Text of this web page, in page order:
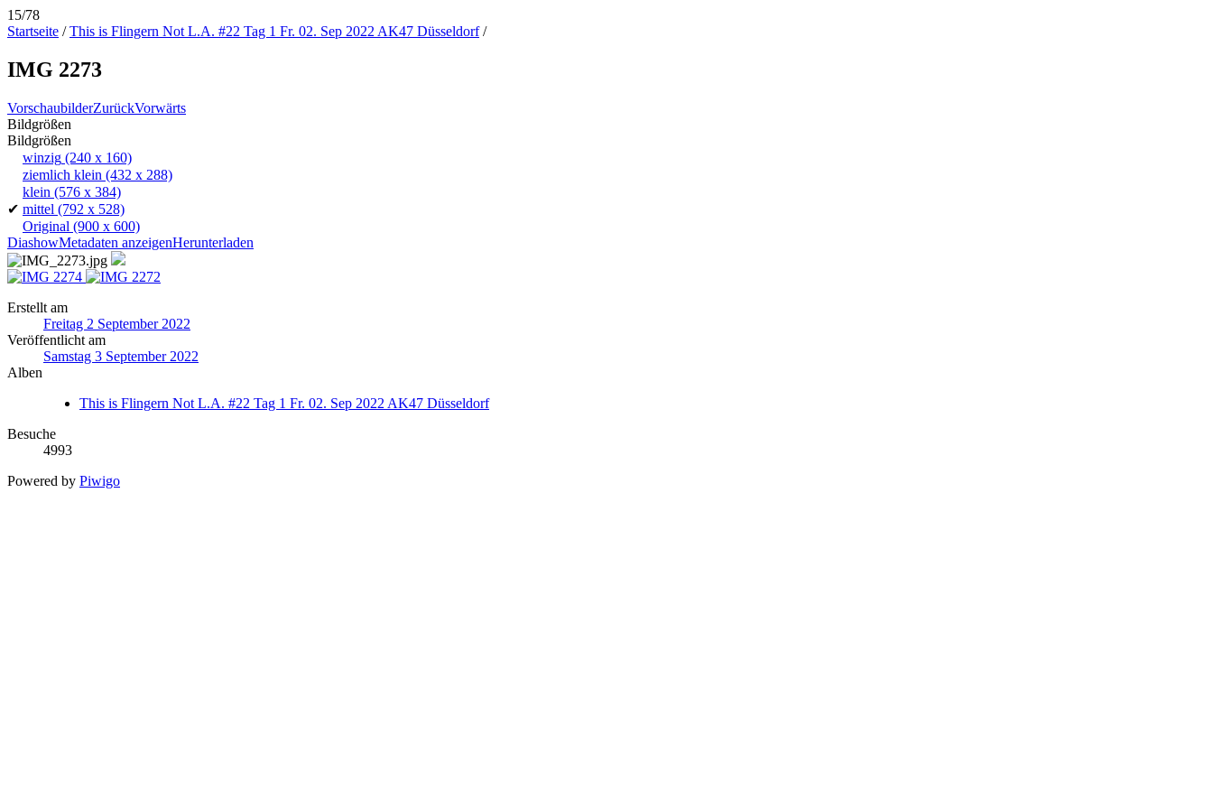
15/78
Startseite /This is Flingern Not L.A. #22 Tag 1 Fr. 02. Sep 2022 AK47 Düsseldorf/
IMG 2273
VorschaubilderZurückVorwärts
Bildgrößen
Bildgrößen
winzig (240 x 160)
ziemlich klein (432 x 288)
klein (576 x 384)
✔ mittel (792 x 528)
Original (900 x 600)
DiashowMetadaten anzeigenHerunterladen
Erstellt am
Freitag 2 September 2022
Veröffentlicht am
Samstag 3 September 2022
Alben
This is Flingern Not L.A. #22 Tag 1 Fr. 02. Sep 2022 AK47 Düsseldorf
Besuche
4993
Powered by Piwigo